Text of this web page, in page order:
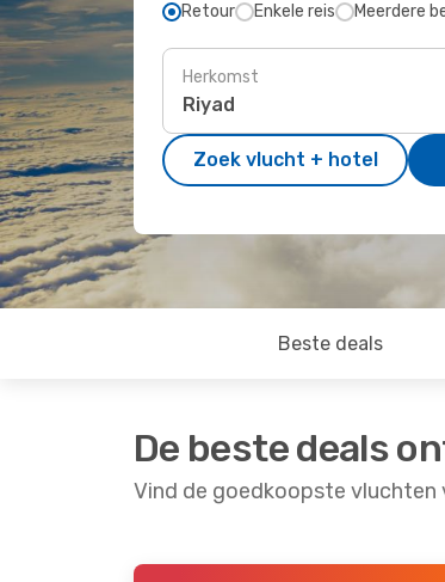
Retour Enkele reis Meerdere
Herkomst
Zoek vlucht + hotel
Beste deals
De beste deals
Vind de goedkoopste vluchten